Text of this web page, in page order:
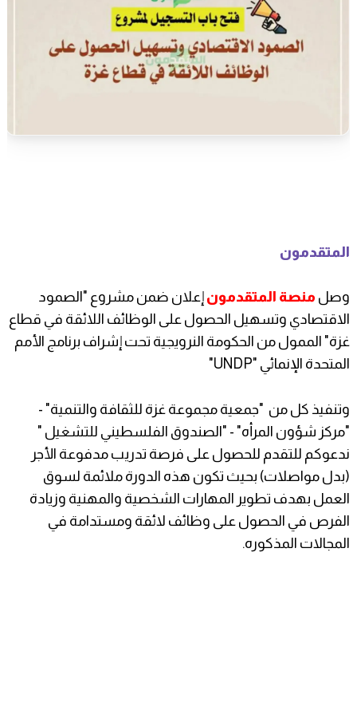
المتقدمون
وصل منصة المتقدمون إعلان ضمن مشروع "الصمود
الاقتصادي وتسهيل الحصول على الوظائف اللائقة في قطاع
غزة" الممول من الحكومة النرويجية تحت إشراف برنامج الأمم
المتحدة الإنمائي "UNDP"
وتنفيذ كل من "جمعية مجموعة غزة للثقافة والتنمية" -
"مركز شؤون المرأه" - "الصندوق الفلسطيني للتشغيل "
ندعوكم للتقدم للحصول على فرصة تدريب مدفوعة الأجر
(بدل مواصلات) بحيث تكون هذه الدورة ملائمة لسوق
العمل بهدف تطوير المهارات الشخصية والمهنية وزيادة
الفرص في الحصول على وظائف لائقة ومستدامة في
المجالات المذكوره.